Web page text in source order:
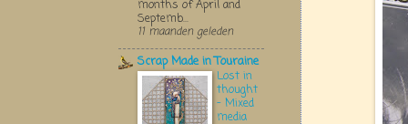
months of April and
Septemb...
11 maanden geleden
Scrap Made in Touraine
Lost in
thought
- Mixed
media